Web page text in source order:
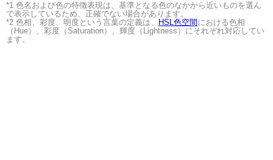
*1 色名および色の特徴表現は、基準となる色のなかから近いものを選ん
で表示しているため、正確でない場合があります。
*2 色相、彩度、明度という言葉の定義は、
HSL色空間 における色相
（Hue）、彩度（Saturation）、輝度（Lightness）にそれぞれ対応してい
ます。